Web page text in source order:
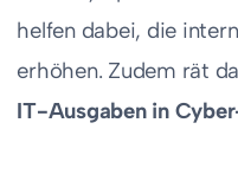
helfen dabei, die
erhöhen. Zudem rät
IT-Ausgaben in